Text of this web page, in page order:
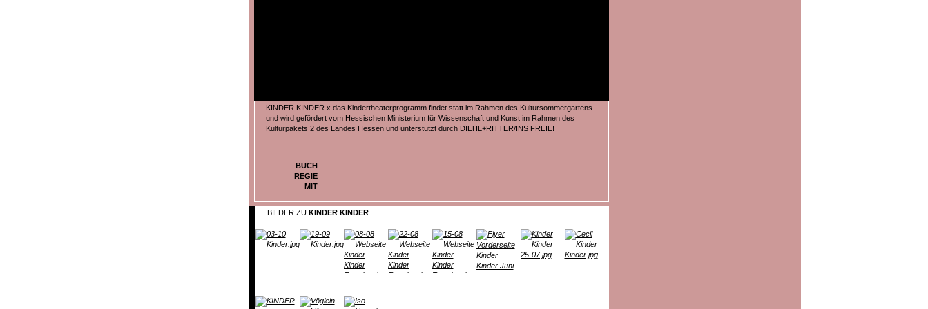
KINDER KINDER x das Kindertheaterprogramm findet statt im Rahmen des Kultursommergartens
und wird gefördert vom Hessischen Ministerium für Wissenschaft und Kunst im Rahmen des
Kulturpakets 2 des Landes Hessen und unterstützt durch DIEHL+RITTER/INS FREIE!
BUCH
REGIE
MIT
BILDER ZU KINDER KINDER